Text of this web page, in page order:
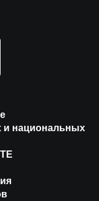
и национальных